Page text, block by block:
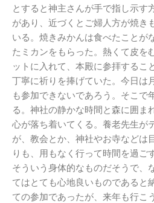
とすると神主さんが手で指し示す
があり、近づくとご婦人方が焼き
いる。焼きみかんは食べたことが
たミカンをもらった。熱くて皮を
ットに入れて、本殿に参拝するこ
丁寧に祈りを捧げていた。今日は
も参加できないであろう。そこで
る。神社の静かな時間と森に囲ま
心が落ち着いてくる。養老先生が
が、教会とか、神社やお寺などは
りも、用もなく行って時間を過ご
そういう身体的なものだそうで、
てはとても心地良いものであると
ての参加であったが、来年も行こ